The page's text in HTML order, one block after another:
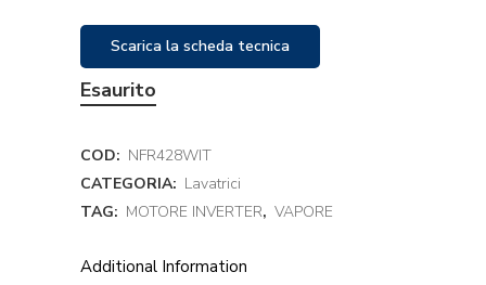
Scarica la scheda tecnica
Esaurito
COD: NFR428WIT
CATEGORIA: Lavatrici
TAG: MOTORE INVERTER, VAPORE
Additional Information